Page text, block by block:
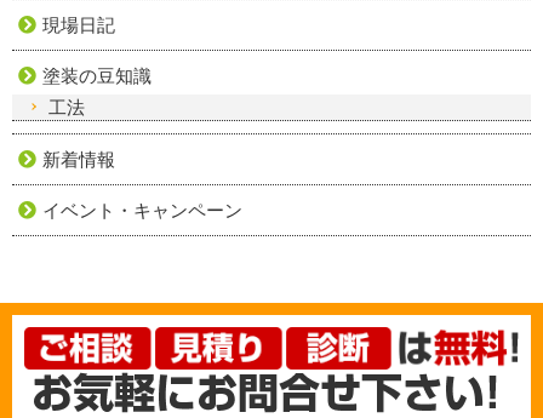
現場日記
塗装の豆知識
工法
新着情報
イベント・キャンペーン